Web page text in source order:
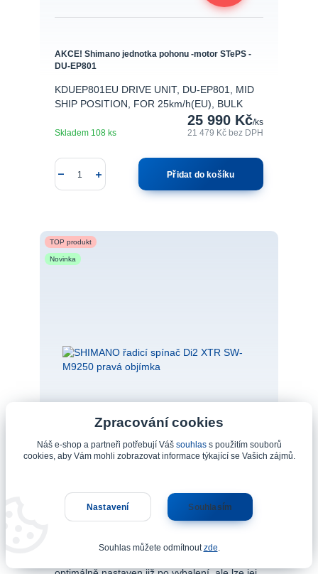
AKCE! Shimano jednotka pohonu -motor STePS -
DU-EP801
KDUEP801EU DRIVE UNIT, DU-EP801, MID
SHIP POSITION, FOR 25km/h(EU), BULK
25 990 Kč/ks
21 479 Kč bez DPH
Skladem 108 ks
Přidat do košíku
TOP produkt
Novinka
- 31 %
SHIMANO řadicí spínač Di2 XTR SW-M9250 pravá
objímka
Číslo produktu: ISWM9250RA - PL Řadicí
Zpracování cookies
Náš e-shop a partneři potřebují Váš souhlass použitím souborů
cookies, aby Vám mohli zobrazovat informace týkající se Vašich zájmů.
Nastavení Souhlasím
Souhlas můžete odmítnoutzde